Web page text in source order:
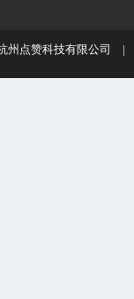
杭州点赞科技有限公司